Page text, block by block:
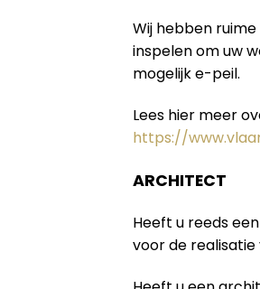
Wij hebben
inspelen om uw
mogelijk e-peil.
Lees hier meer
https://
ARCHITECT
Heeft u reeds
voor de realisatie